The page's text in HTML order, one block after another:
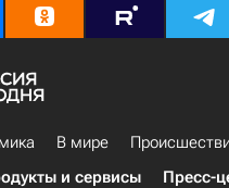
В мире
и сервисы Пресс-